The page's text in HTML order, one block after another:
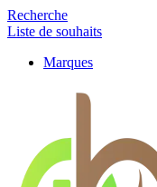
Recherche
Liste de souhaits
Marques